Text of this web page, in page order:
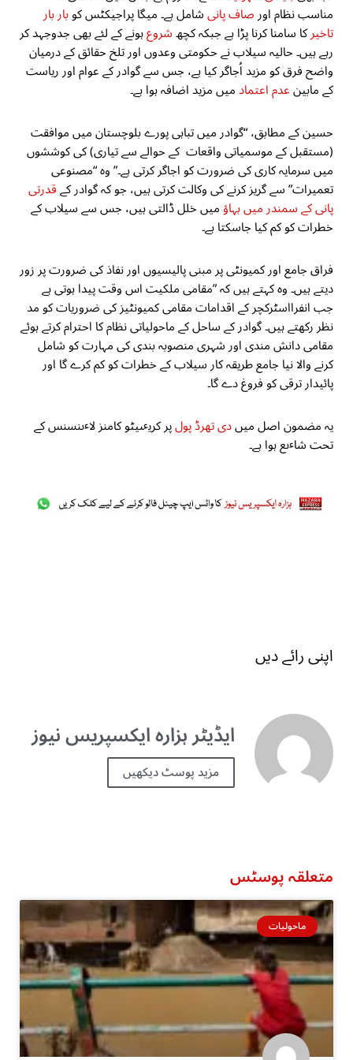
مناسب نظام اورصاف پانیشامل ہے۔ میگا پراجیکٹس کوبار بار
تاخیرکا سامنا کرنا پڑا ہے جبکہ کچھشروعہونے کے لئے بھی جدوجہد کر
رہے ہیں۔ حالیہ سیلاب نے حکومتی وعدوں اور تلخ حقائق کے درمیان
واضح فرق کو مزید اُجاگر کیا ہے، جس سے گوادر کے عوام اور ریاست
کے مابینعدم اعتمادمیں مزید اضافہ ہوا ہے۔
حسین کے مطابق، “گوادر میں تباہی پورے بلوچستان میں موافقت
(مستقبل کے موسمیاتی واقعات کے حوالے سے تیاری) کی کوششوں
میں سرمایہ کاری کی ضرورت کو اجاگر کرتی ہے۔” وہ “مصنوعی
تعمیرات” سے گریز کرنے کی وکالت کرتی ہیں، جو کہ گوادر کےقدرتی
پانی کے سمندر میں بہاؤمیں خلل ڈالتی ہیں، جس سے سیلاب کے
خطرات کو کم کیا جاسکتا ہے۔
فراق جامع اور کمیونٹی پر مبنی پالیسیوں اور نفاذ کی ضرورت پر زور
دیتے ہیں۔ وہ کہتے ہیں کہ ”مقامی ملکیت اس وقت پیدا ہوتی ہے
جب انفرااسٹرکچر کے اقدامات مقامی کمیونٹیز کی ضروریات کو مد
نظر رکھتے ہیں۔ گوادر کے ساحل کے ماحولیاتی نظام کا احترام کرتے ہوئے
مقامی دانش مندی اور شہری منصوبہ بندی کی مہارت کو شامل
کرنے والا نیا جامع طریقہ کار سیلاب کے خطرات کو کم کرے گا اور
پائیدار ترقی کو فروغ دے گا۔
یہ مضمون اصل میںدی تھرڈ پولپر کریٸیٹو کامنز لاٸنسنس کے
تحت شاٸع ہوا ہے۔
اپنی رائے دیں
ایڈیٹر ہزارہ ایکسپریس نیوز
مزید پوسٹ دیکھیں
متعلقہ پوسٹس
ماحولیات